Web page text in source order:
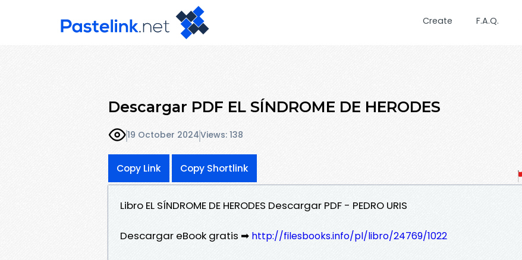
Create F.A.Q.
Descargar PDF EL SÍNDROME DE HERODES
19 October 2024Views: 138
Copy Link Copy Shortlink
Libro EL SÍNDROME DE HERODES Descargar PDF - PEDRO URIS
Descargar eBook gratis ➡ http://filesbooks.info/pl/libro/24769/1022